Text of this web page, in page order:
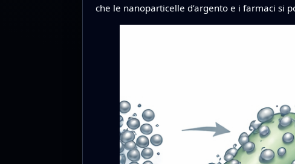
che le nanoparticelle d’argento e i farmaci si